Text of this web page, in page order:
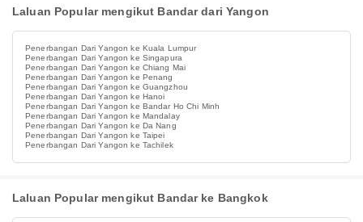
Laluan Popular mengikut Bandar dari Yangon
Penerbangan Dari Yangon ke Kuala Lumpur
Penerbangan Dari Yangon ke Singapura
Penerbangan Dari Yangon ke Chiang Mai
Penerbangan Dari Yangon ke Penang
Penerbangan Dari Yangon ke Guangzhou
Penerbangan Dari Yangon ke Hanoi
Penerbangan Dari Yangon ke Bandar Ho Chi Minh
Penerbangan Dari Yangon ke Mandalay
Penerbangan Dari Yangon ke Da Nang
Penerbangan Dari Yangon ke Taipei
Penerbangan Dari Yangon ke Tachilek
Laluan Popular mengikut Bandar ke Bangkok